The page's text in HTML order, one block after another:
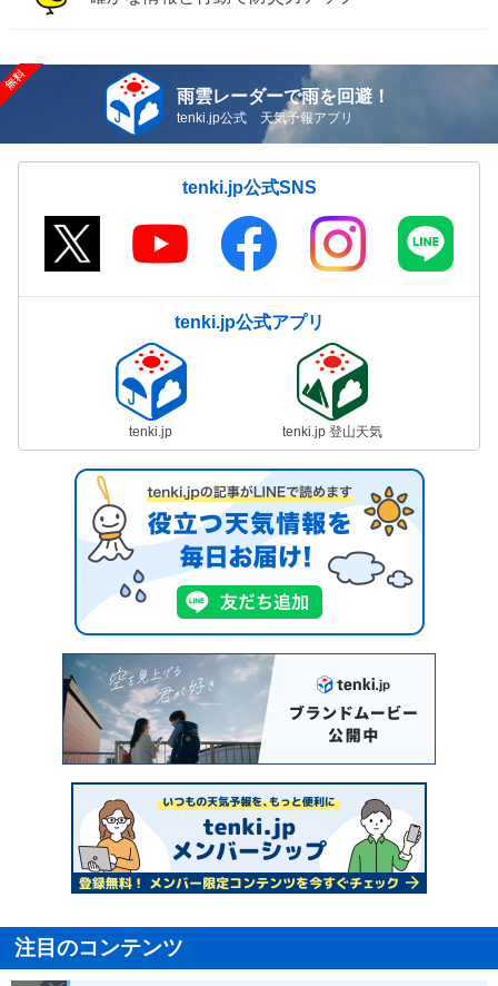
雨雲レーダーで雨を回避！
tenki.jp公式 天気予報アプリ
tenki.jp公式SNS
tenki.jp公式アプリ
tenki.jp tenki.jp 登山天気
注目のコンテンツ